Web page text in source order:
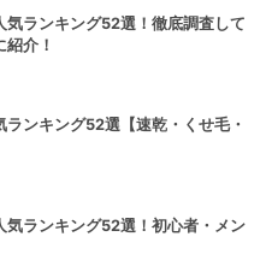
気ランキング52選！徹底調査して
介！
ランキング52選【速乾・くせ毛・
気ランキング52選！初心者・メン